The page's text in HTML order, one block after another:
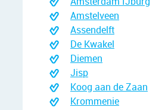
Amstelveen
Assendelft
De Kwakel
Diemen
Jisp
Koog aan de Zaan
Krommenie